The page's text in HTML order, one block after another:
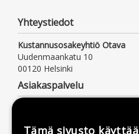
Yhteystiedot
Kustannusosakeyhtiö Otava
Uudenmaankatu 10
00120 Helsinki
Asiakaspalvelu
(mpm/pvm, myös jonotusaika)
Tämä sivusto käyttää